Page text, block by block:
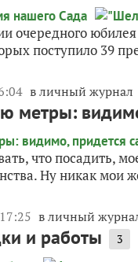
очередного
поступило 39
в личный журнал
метры:
что посадить,
Ну никак мои
в личный
и работы 3